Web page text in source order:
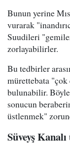
Bunun yerine
vurarak
Suudileri
zorlayabilirler.
Bu tedbirler
mürettebata
bulunabilir.
sonucun
üstlenmek"
Süveyş